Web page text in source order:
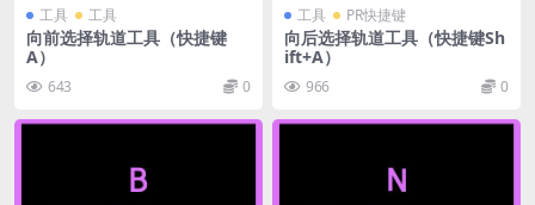
工具 工具
向前选择轨道工具（快捷键
A）
643 0
工具 PR快捷键
向后选择轨道工具（快捷键Sh
ift+A）
966 0